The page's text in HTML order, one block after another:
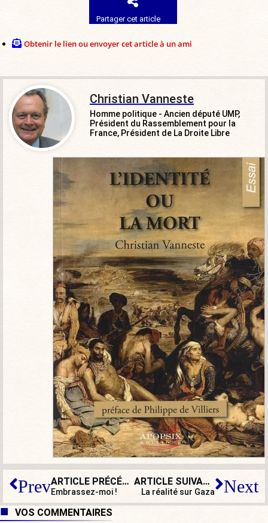
Partager cet article
Obtenir le lien ou envoyer cet article à un ami
Christian Vanneste
Homme politique - Ancien député UMP,
Président du Rassemblement pour la
France, Président de La Droite Libre
Prev ARTICLE PRÉCÉDENT
Embrassez-moi !
ARTICLE SUIVANT
La réalité sur Gaza Next
VOS COMMENTAIRES